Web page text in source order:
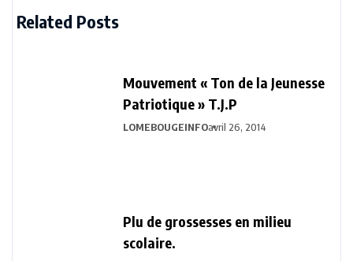
Related Posts
Mouvement « Ton de la Jeunesse
Patriotique » T.J.P
LOMEBOUGEINFOavril 26, 2014
Plu de grossesses en milieu
scolaire.